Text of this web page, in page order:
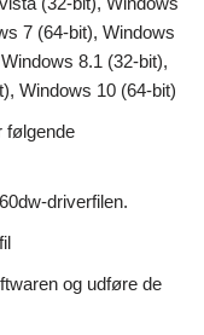
7 (64-bit), Windows
8.1 (32-bit),
Windows 10 (64-bit)
følgende
driverfilen.
og udføre de